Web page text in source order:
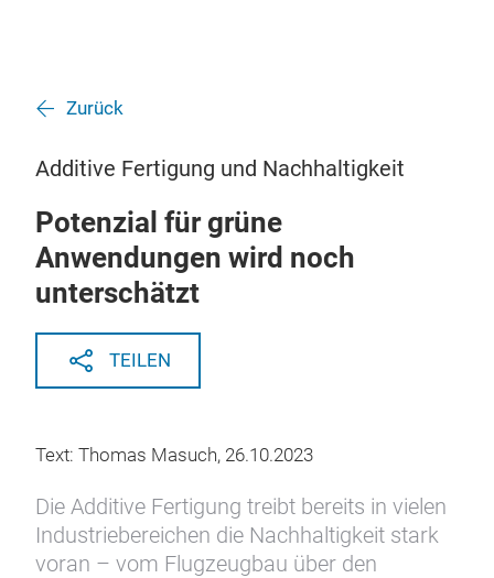
Zurück
Additive Fertigung und Nachhaltigkeit
Potenzial für grüne
Anwendungen wird noch
unterschätzt
TEILEN
Text: Thomas Masuch, 26.10.2023
Die Additive Fertigung treibt bereits in vielen
Industriebereichen die Nachhaltigkeit stark
voran – vom Flugzeugbau über den